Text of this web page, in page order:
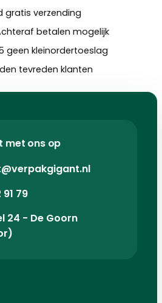
gratis verzending
betalen mogelijk
kleinordertoeslag
tevreden klanten
met ons op
79
24 - De Goorn